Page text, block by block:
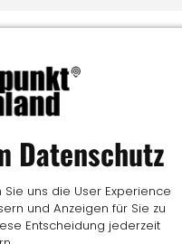
Datenschutz
uns die User Experience
und Anzeigen für Sie zu
Entscheidung jederzeit